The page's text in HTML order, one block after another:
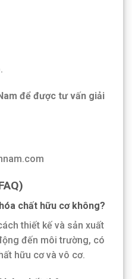
để được tư vấn giải
chất hữu cơ không?
thiết kế và sản xuất
đến môi trường, có
hữu cơ và vô cơ.